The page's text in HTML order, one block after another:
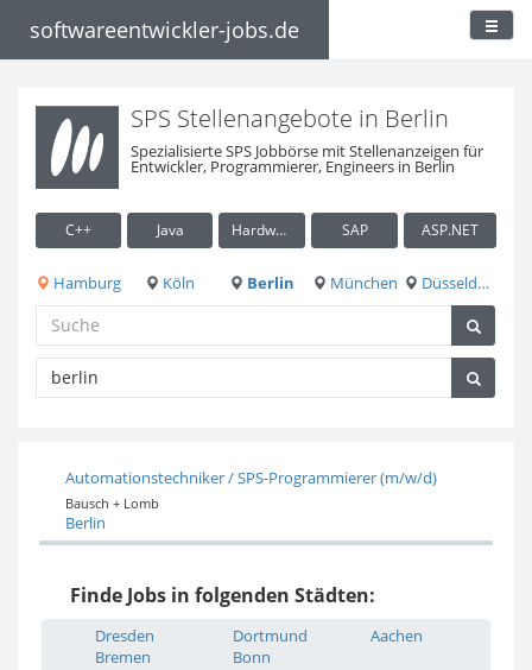
softwareentwickler-jobs.de
SPS Stellenangebote in Berlin
Spezialisierte SPS Jobbörse mit Stellenanzeigen für
Entwickler, Programmierer, Engineers in Berlin
C++ Java Hardware / Embedded SAP ASP.NET
Hamburg Köln Berlin München Düsseldorf
Automationstechniker / SPS-Programmierer (m/w/d)
Bausch + Lomb
Berlin
Finde Jobs in folgenden Städten:
Dresden
Bremen
Dortmund
Bonn
Aachen